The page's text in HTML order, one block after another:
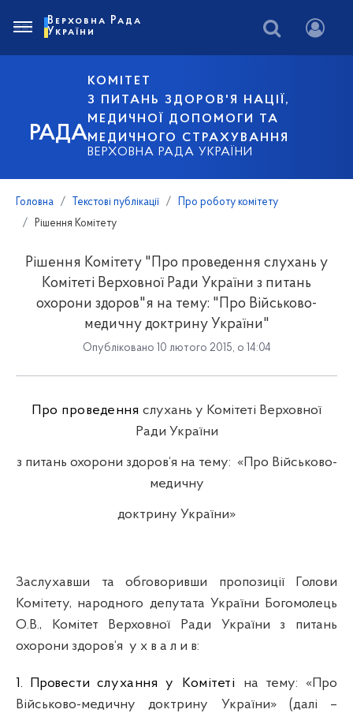
РАДА
КОМІТЕТ
З ПИТАНЬ ЗДОРОВ'Я НАЦІЇ,
МЕДИЧНОЇ ДОПОМОГИ ТА
МЕДИЧНОГО СТРАХУВАННЯ
ВЕРХОВНА РАДА УКРАЇНИ
Верховна Рада
України
Головна Текстові публікації
Про роботу комітету
Рішення Комітету
Рішення Комітету "Про проведення слухань у
Комітеті Верховної Ради України з питань
охорони здоров"я на тему: "Про Військово-
медичну доктрину України"
Опубліковано 10 лютого 2015, о 14:04
Про проведення слухань у Комітеті Верховної
Ради України
з питань охорони здоров‘я на тему: «Про Військово-
медичну
доктрину України»
Заслухавши та обговоривши пропозиції Голови
Комітету, народного депутата України Богомолець
О.В., Комітет Верховної Ради України з питань
охорони здоров‘я у х в а л и в:
1. Провести слухання у Комітеті на тему:«Про
Військово-медичну доктрину України» (далі –